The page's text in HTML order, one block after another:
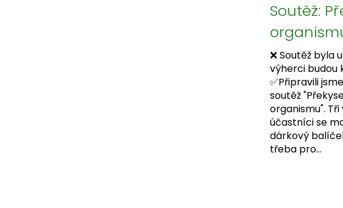
Soutěž:
❌ Soutěž byla
výherci budou
✅Připravili
soutěž
organismu".
účastníci se
dárkový
třeba pro...